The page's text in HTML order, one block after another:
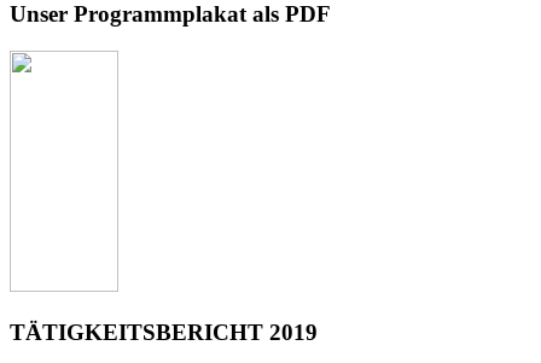
Unser Programmplakat als PDF
TÄTIGKEITSBERICHT 2019